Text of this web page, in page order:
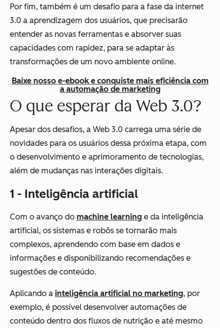
Por fim, também é um desafio para a fase da internet
3.0 a aprendizagem dos usuários, que precisarão
entender as novas ferramentas e absorver suas
capacidades com rapidez, para se adaptar às
transformações de um novo ambiente online.
Baixe nosso e-ebook e conquiste mais eficiência com
a automação de marketing
O que esperar da Web 3.0?
Apesar dos desafios, a Web 3.0 carrega uma série de
novidades para os usuários dessa próxima etapa, com
o desenvolvimento e aprimoramento de tecnologias,
além de mudanças nas interações digitais.
1 - Inteligência artificial
Com o avanço do machine learning e da inteligência
artificial, os sistemas e robôs se tornarão mais
complexos, aprendendo com base em dados e
informações e disponibilizando recomendações e
sugestões de conteúdo.
Aplicando a inteligência artificial no marketing, por
exemplo, é possível desenvolver automações de
conteúdo dentro dos fluxos de nutrição e até mesmo